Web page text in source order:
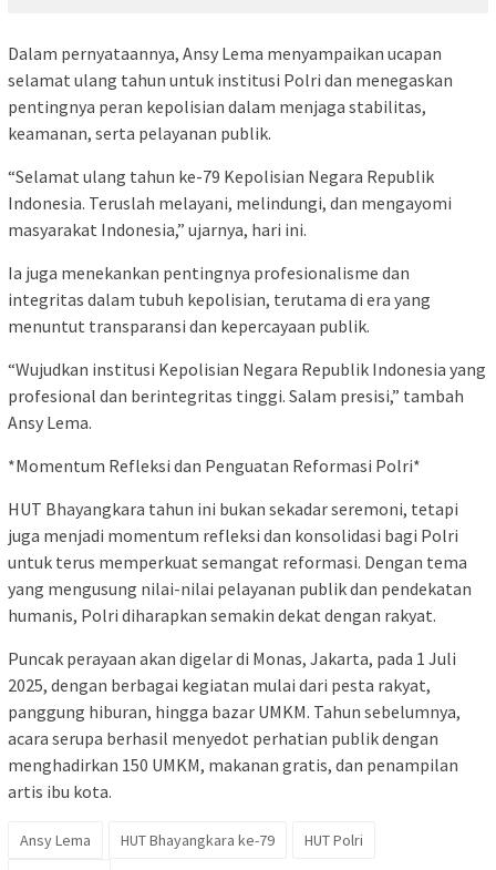
Dalam pernyataannya, Ansy Lema menyampaikan ucapan
selamat ulang tahun untuk institusi Polri dan menegaskan
pentingnya peran kepolisian dalam menjaga stabilitas,
keamanan, serta pelayanan publik.
“Selamat ulang tahun ke-79 Kepolisian Negara Republik
Indonesia. Teruslah melayani, melindungi, dan mengayomi
masyarakat Indonesia,” ujarnya, hari ini.
Ia juga menekankan pentingnya profesionalisme dan
integritas dalam tubuh kepolisian, terutama di era yang
menuntut transparansi dan kepercayaan publik.
“Wujudkan institusi Kepolisian Negara Republik Indonesia yang
profesional dan berintegritas tinggi. Salam presisi,” tambah
Ansy Lema.
*Momentum Refleksi dan Penguatan Reformasi Polri*
HUT Bhayangkara tahun ini bukan sekadar seremoni, tetapi
juga menjadi momentum refleksi dan konsolidasi bagi Polri
untuk terus memperkuat semangat reformasi. Dengan tema
yang mengusung nilai-nilai pelayanan publik dan pendekatan
humanis, Polri diharapkan semakin dekat dengan rakyat.
Puncak perayaan akan digelar di Monas, Jakarta, pada 1 Juli
2025, dengan berbagai kegiatan mulai dari pesta rakyat,
panggung hiburan, hingga bazar UMKM. Tahun sebelumnya,
acara serupa berhasil menyedot perhatian publik dengan
menghadirkan 150 UMKM, makanan gratis, dan penampilan
artis ibu kota.
Ansy Lema HUT Bhayangkara ke-79
HUT Polri